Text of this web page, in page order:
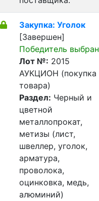
Закупка: Уголок
[Завершен]
Победитель выбран
Лот №: 2015
АУКЦИОН (покупка
товара)
Раздел: Черный и
цветной
металлопрокат,
метизы (лист,
швеллер, уголок,
арматура,
проволока,
оцинковка, медь,
алюминий)